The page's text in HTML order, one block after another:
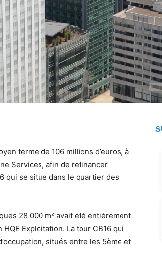
terme de 106 millions d’euros, à
Services, afin de refinancer
qui se situe dans le quartier des
28 000 m² avait été entièrement
Exploitation. La tour CB16 qui
situés entre les 5ème et